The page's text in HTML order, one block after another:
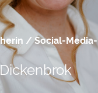
/ Social-Media-